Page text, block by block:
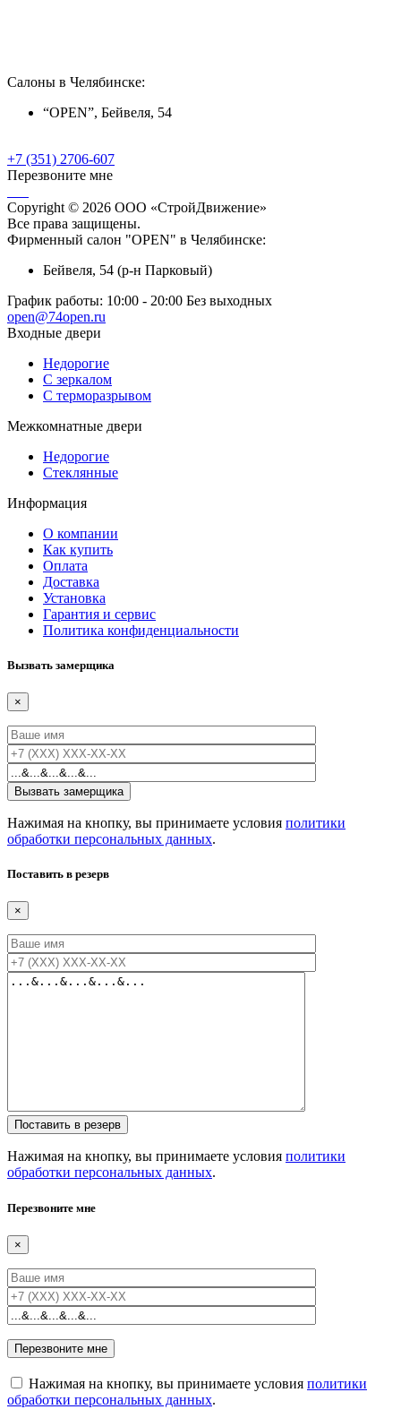
Салоны в Челябинске:
“OPEN”, Бейвеля, 54
+7 (351) 2706-607
Перезвоните мне
Copyright © 2026 ООО «СтройДвижение»
Все права защищены.
Фирменный салон "OPEN" в Челябинске:
Бейвеля, 54 (р-н Парковый)
График работы: 10:00 - 20:00 Без выходных
open@74open.ru
Входные двери
Недорогие
С зеркалом
С терморазрывом
Межкомнатные двери
Недорогие
Стеклянные
Информация
О компании
Как купить
Оплата
Доставка
Установка
Гарантия и сервис
Политика конфиденциальности
Вызвать замерщика
×
Нажимая на кнопку, вы принимаете условия политики
обработки персональных данных.
Поставить в резерв
×
Нажимая на кнопку, вы принимаете условия политики
обработки персональных данных.
Перезвоните мне
×
Нажимая на кнопку, вы принимаете условия политики
обработки персональных данных.